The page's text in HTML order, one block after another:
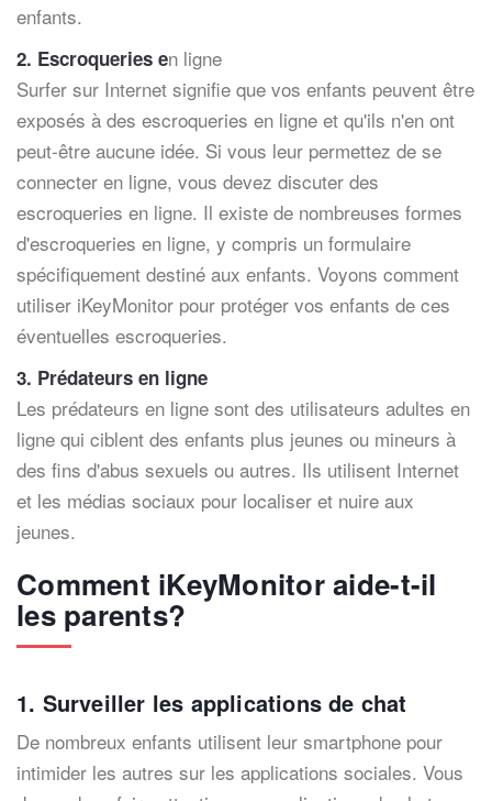
enfants.
2. Escroqueries en ligne
Surfer sur Internet signifie que vos enfants peuvent être
exposés à des escroqueries en ligne et qu'ils n'en ont
peut-être aucune idée. Si vous leur permettez de se
connecter en ligne, vous devez discuter des
escroqueries en ligne. Il existe de nombreuses formes
d'escroqueries en ligne, y compris un formulaire
spécifiquement destiné aux enfants. Voyons comment
utiliser iKeyMonitor pour protéger vos enfants de ces
éventuelles escroqueries.
3. Prédateurs en ligne
Les prédateurs en ligne sont des utilisateurs adultes en
ligne qui ciblent des enfants plus jeunes ou mineurs à
des fins d'abus sexuels ou autres. Ils utilisent Internet
et les médias sociaux pour localiser et nuire aux
jeunes.
Comment iKeyMonitor aide-t-il
les parents?
1. Surveiller les applications de chat
De nombreux enfants utilisent leur smartphone pour
intimider les autres sur les applications sociales. Vous